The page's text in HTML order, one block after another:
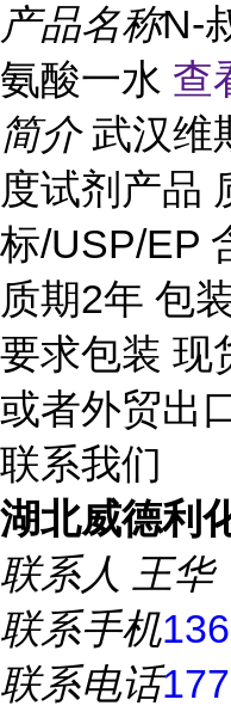
产品名称N-
氨酸一水 查
简介 武汉维
度试剂产品
标/USP/EP
质期2年 包
要求包装 现
或者外贸出
联系我们
湖北威德利
联系人 王华
联系手机
联系电话